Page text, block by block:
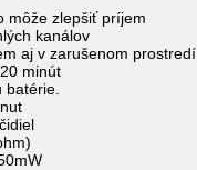
môže zlepšiť príjem
kanálov
aj v zarušenom prostredí
minút